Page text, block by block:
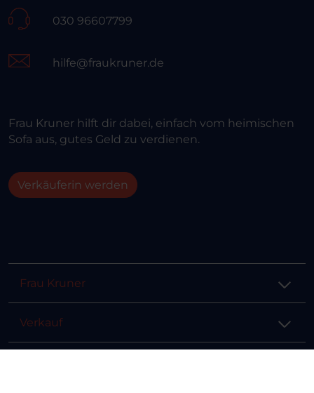
030 96607799
hilfe@fraukruner.de
Frau Kruner hilft dir dabei, einfach vom heimischen
Sofa aus, gutes Geld zu verdienen.
Verkäuferin werden
Frau Kruner
Verkauf